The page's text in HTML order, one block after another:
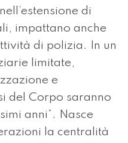
di
impattano anche
di polizia. In un
limitate,
e
del Corpo saranno
anni”. Nasce
la centralità